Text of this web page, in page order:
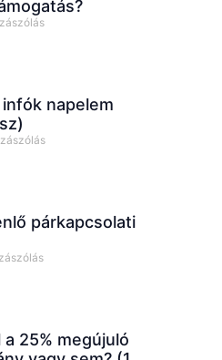
napelem
párkapcsolati
25% megújuló